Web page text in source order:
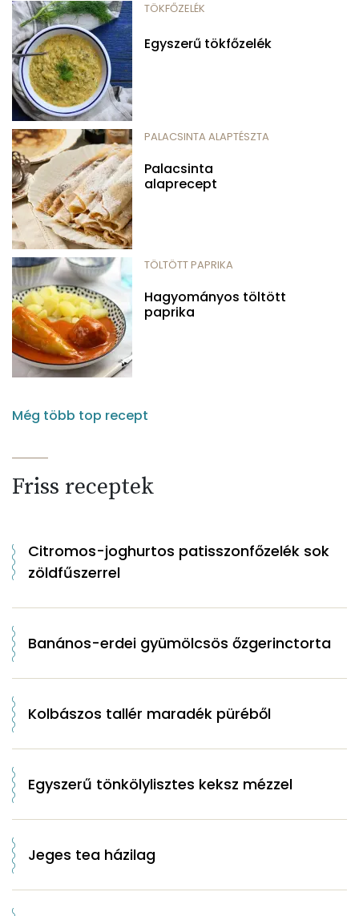
TÖKFŐZELÉK
Egyszerű tökfőzelék
PALACSINTA ALAPTÉSZTA
Palacsinta
alaprecept
TÖLTÖTT PAPRIKA
Hagyományos töltött
paprika
Még több top recept
Friss receptek
Citromos-joghurtos patisszonfőzelék sok
zöldfűszerrel
Banános-erdei gyümölcsös őzgerinctorta
Kolbászos tallér maradék püréből
Egyszerű tönkölylisztes keksz mézzel
Jeges tea házilag